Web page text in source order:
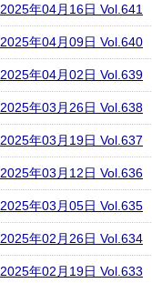
2025年04月16日 Vol.641
2025年04月09日 Vol.640
2025年04月02日 Vol.639
2025年03月26日 Vol.638
2025年03月19日 Vol.637
2025年03月12日 Vol.636
2025年03月05日 Vol.635
2025年02月26日 Vol.634
2025年02月19日 Vol.633